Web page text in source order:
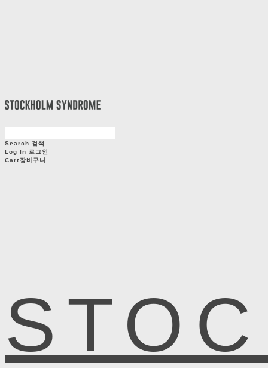
Search 검색
Log In 로그인
Cart장바구니